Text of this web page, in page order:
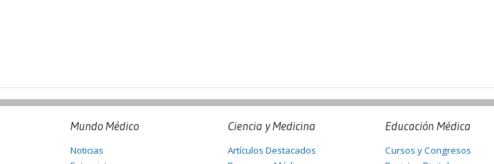
Mundo Médico
Noticias
Ciencia y Medicina
Artículos Destacados
Educación Médica
Cursos y Congresos